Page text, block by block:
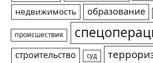
недвижимость
образование
происшествия
строительство суд